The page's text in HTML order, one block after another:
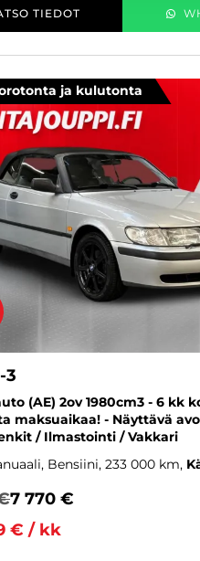
TIEDOT
ja kulutonta
3
(AE) 2ov 1980cm3 - 6 kk
maksuaikaa! - Näyttävä
/ Ilmastointi / Vakkari
Bensiini, 233 000 km
7 770 €
€ / kk